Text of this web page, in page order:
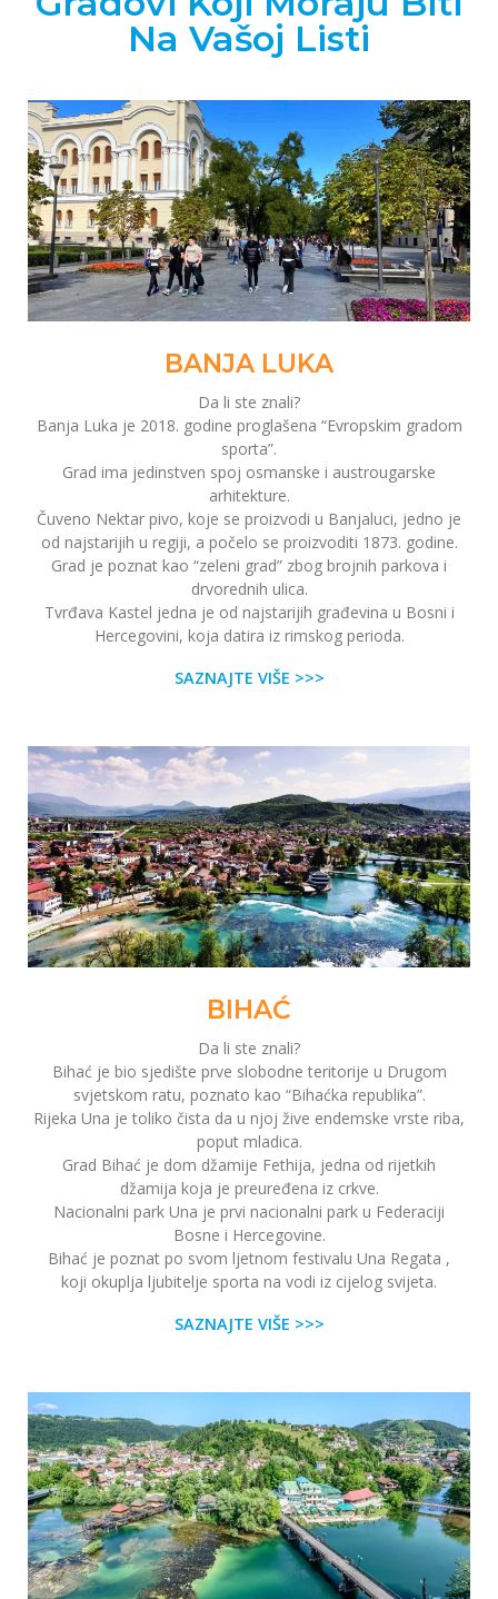
Na Vašoj Listi
BANJA LUKA
Da li ste znali?
Banja Luka je 2018. godine proglašena “Evropskim gradom
sporta”.
Grad ima jedinstven spoj osmanske i austrougarske
arhitekture.
Čuveno Nektar pivo, koje se proizvodi u Banjaluci, jedno je
od najstarijih u regiji, a počelo se proizvoditi 1873. godine.
Grad je poznat kao “zeleni grad” zbog brojnih parkova i
drvorednih ulica.
Tvrđava Kastel jedna je od najstarijih građevina u Bosni i
Hercegovini, koja datira iz rimskog perioda.
SAZNAJTE VIŠE >>>
BIHAĆ
Da li ste znali?
Bihać je bio sjedište prve slobodne teritorije u Drugom
svjetskom ratu, poznato kao “Bihaćka republika”.
Rijeka Una je toliko čista da u njoj žive endemske vrste riba,
poput mladica.
Grad Bihać je dom džamije Fethija, jedna od rijetkih
džamija koja je preuređena iz crkve.
Nacionalni park Una je prvi nacionalni park u Federaciji
Bosne i Hercegovine.
Bihać je poznat po svom ljetnom festivalu Una Regata ,
koji okuplja ljubitelje sporta na vodi iz cijelog svijeta.
SAZNAJTE VIŠE >>>